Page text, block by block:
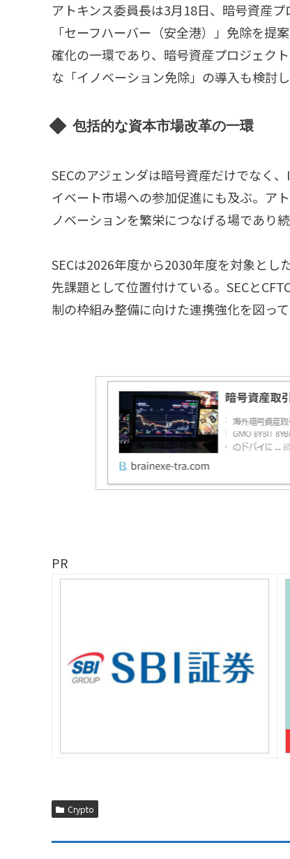
アトキンス委員長は3月18日、暗号資産
「セーフハーバー（安全港）」免除を提
確化の一環であり、暗号資産プロジェク
な「イノベーション免除」の導入も検討し
包括的な資本市場改革の一環
SECのアジェンダは暗号資産だけでなく
イベート市場への参加促進にも及ぶ。ア
ノベーションを繁栄につなげる場であり
SECは2026年度から2030年度を対象と
先課題として位置付けている。SECと
制の枠組み整備に向けた連携強化を図って
PR
Crypto